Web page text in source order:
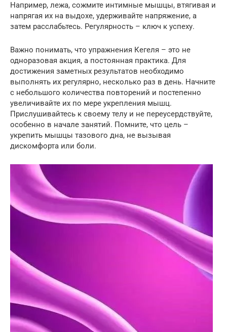
Например, лежа, сожмите интимные мышцы, втягивая и
напрягая их на выдохе, удерживайте напряжение, а
затем расслабьтесь. Регулярность – ключ к успеху.
Важно понимать, что упражнения Кегеля – это не
одноразовая акция, а постоянная практика. Для
достижения заметных результатов необходимо
выполнять их регулярно, несколько раз в день. Начните
с небольшого количества повторений и постепенно
увеличивайте их по мере укрепления мышц.
Прислушивайтесь к своему телу и не переусердствуйте,
особенно в начале занятий. Помните, что цель –
укрепить мышцы тазового дна, не вызывая
дискомфорта или боли.